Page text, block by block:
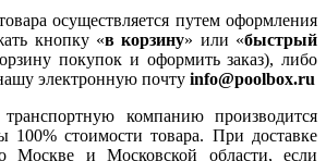
осуществляется путем оформления
кнопку «в корзину» или «быстрый
покупок и оформить заказ), либо
электронную почту info@poolbox.ru
компанию производится
100% стоимости товара. При доставке
Москве и Московской области, если